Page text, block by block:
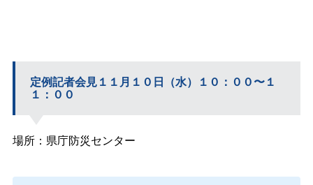
定例記者会見１１月１０日（水）１０：００〜１
１：００
場所：県庁防災センター